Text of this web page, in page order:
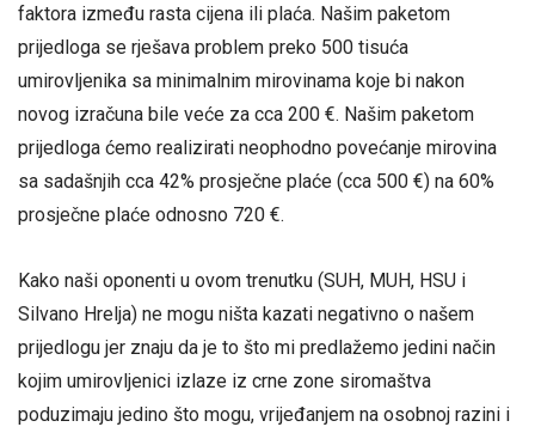
faktora između rasta cijena ili plaća. Našim paketom
prijedloga se rješava problem preko 500 tisuća
umirovljenika sa minimalnim mirovinama koje bi nakon
novog izračuna bile veće za cca 200 €. Našim paketom
prijedloga ćemo realizirati neophodno povećanje mirovina
sa sadašnjih cca 42% prosječne plaće (cca 500 €) na 60%
prosječne plaće odnosno 720 €.
Kako naši oponenti u ovom trenutku (SUH, MUH, HSU i
Silvano Hrelja) ne mogu ništa kazati negativno o našem
prijedlogu jer znaju da je to što mi predlažemo jedini način
kojim umirovljenici izlaze iz crne zone siromaštva
poduzimaju jedino što mogu, vrijeđanjem na osobnoj razini i